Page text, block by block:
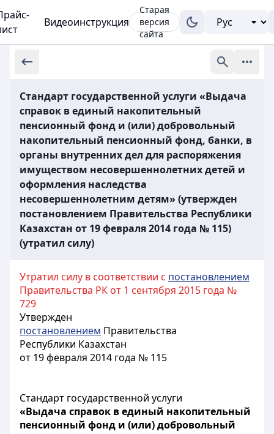
Видеоинструкция
Старая
версия
сайта
Стандарт государственной услуги «Выдача
справок в единый накопительный
пенсионный фонд и (или) добровольный
накопительный пенсионный фонд, банки, в
органы внутренних дел для распоряжения
имуществом несовершеннолетних детей и
оформления наследства
несовершеннолетним детям» (утвержден
постановлением Правительства Республики
Казахстан от 19 февраля 2014 года № 115)
(утратил силу)
Утратил силу в соответствии с постановлением
Правительства РК от 1 сентября 2015 года №
729
Утвержден
постановлением Правительства
Республики Казахстан
от 19 февраля 2014 года № 115
Стандарт государственной услуги
«Выдача справок в единый накопительный
пенсионный фонд и (или) добровольный